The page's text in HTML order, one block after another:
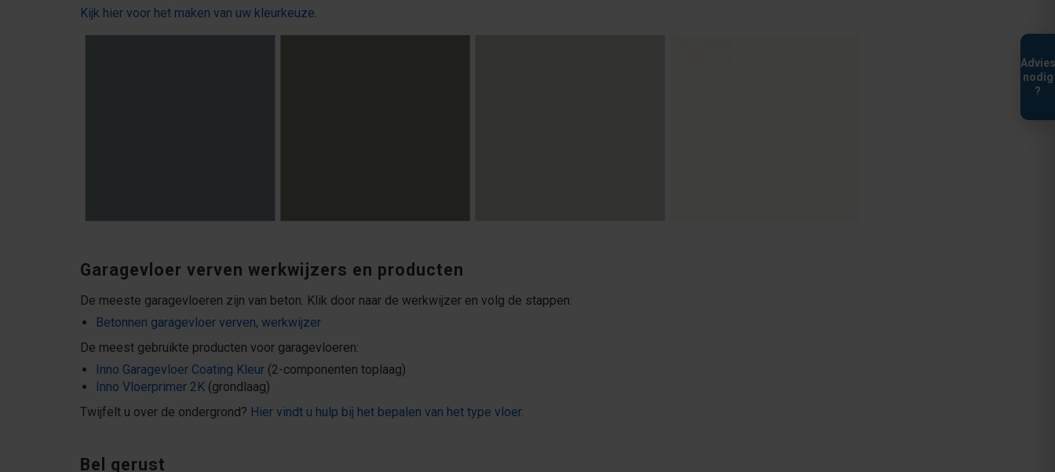
Advies
nodig
?
Kijk hier voor het maken van uw kleurkeuze.
Garagevloer verven werkwijzers en producten
De meeste garagevloeren zijn van beton. Klik door naar de werkwijzer en volg de stappen:
Betonnen garagevloer verven, werkwijzer
De meest gebruikte producten voor garagevloeren:
Inno Garagevloer Coating Kleur (2-componenten toplaag)
Inno Vloerprimer 2K (grondlaag)
Twijfelt u over de ondergrond? Hier vindt u hulp bij het bepalen van het type vloer.
Bel gerust